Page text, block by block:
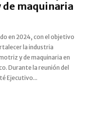
maquinaria
Ejecutivo...